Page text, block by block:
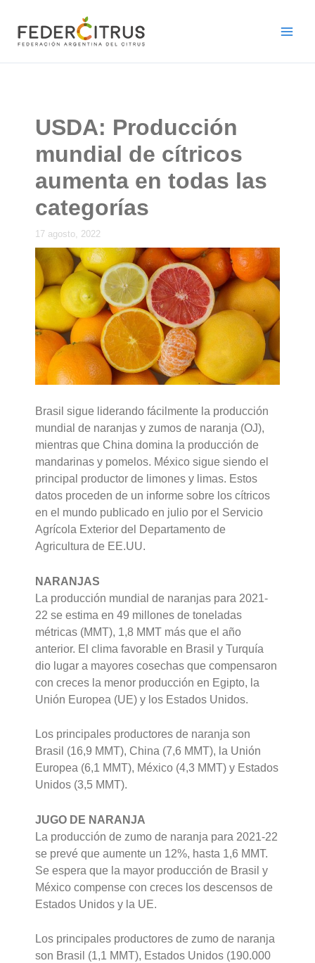
contenido
USDA: Producción
mundial de cítricos
aumenta en todas las
categorías
17 agosto, 2022
Brasil sigue liderando fácilmente la producción
mundial de naranjas y zumos de naranja (OJ),
mientras que China domina la producción de
mandarinas y pomelos. México sigue siendo el
principal productor de limones y limas. Estos
datos proceden de un informe sobre los cítricos
en el mundo publicado en julio por el Servicio
Agrícola Exterior del Departamento de
Agricultura de EE.UU.
NARANJAS
La producción mundial de naranjas para 2021-
22 se estima en 49 millones de toneladas
métricas (MMT), 1,8 MMT más que el año
anterior. El clima favorable en Brasil y Turquía
dio lugar a mayores cosechas que compensaron
con creces la menor producción en Egipto, la
Unión Europea (UE) y los Estados Unidos.
Los principales productores de naranja son
Brasil (16,9 MMT), China (7,6 MMT), la Unión
Europea (6,1 MMT), México (4,3 MMT) y Estados
Unidos (3,5 MMT).
JUGO DE NARANJA
La producción de zumo de naranja para 2021-22
se prevé que aumente un 12%, hasta 1,6 MMT.
Se espera que la mayor producción de Brasil y
México compense con creces los descensos de
Estados Unidos y la UE.
Los principales productores de zumo de naranja
son Brasil (1,1 MMT), Estados Unidos (190.000